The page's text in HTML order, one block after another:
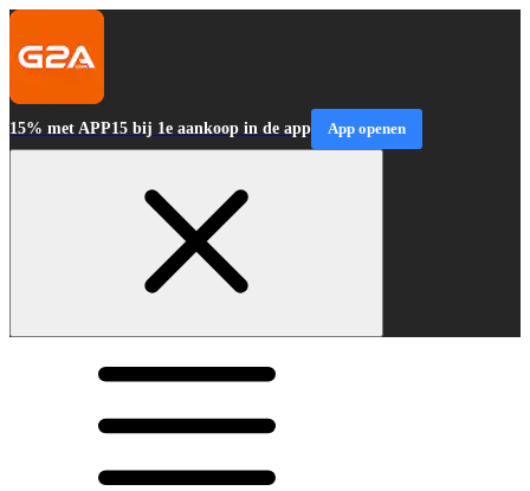
15% met APP15 bij 1e aankoop in de app App openen